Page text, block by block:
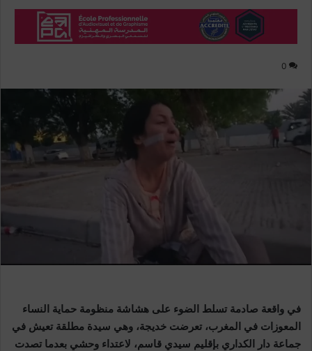
0
في واقعة صادمة تسلط الضوء على هشاشة منظومة حماية النساء
المعوزات في المغرب، تعرضت خديجة، وهي سيدة مطلقة تعيش في
جماعة دار الكداري بإقليم سيدي قاسم، لاعتداء وحشي بعدما تصدت